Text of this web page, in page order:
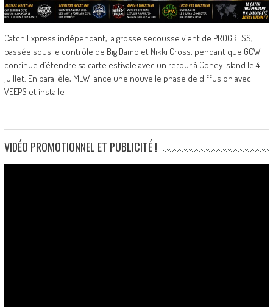
Catch Express indépendant, la grosse secousse vient de PROGRESS,
passée sous le contrôle de Big Damo et Nikki Cross, pendant que GCW
continue d’étendre sa carte estivale avec un retour à Coney Island le 4
juillet. En parallèle, MLW lance une nouvelle phase de diffusion avec
VEEPS et installe
VIDÉO PROMOTIONNEL ET PUBLICITÉ !